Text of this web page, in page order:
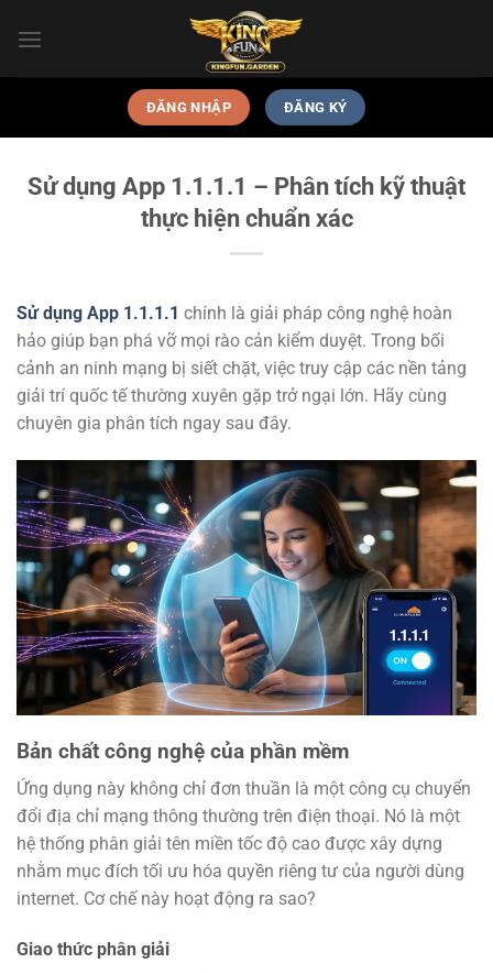
ĐĂNG NHẬP ĐĂNG KÝ
Sử dụng App 1.1.1.1 – Phân tích kỹ thuật
thực hiện chuẩn xác
Sử dụng App 1.1.1.1 chính là giải pháp công nghệ hoàn
hảo giúp bạn phá vỡ mọi rào cản kiểm duyệt. Trong bối
cảnh an ninh mạng bị siết chặt, việc truy cập các nền tảng
giải trí quốc tế thường xuyên gặp trở ngại lớn. Hãy cùng
chuyên gia phân tích ngay sau đây.
Bản chất công nghệ của phần mềm
Ứng dụng này không chỉ đơn thuần là một công cụ chuyển
đổi địa chỉ mạng thông thường trên điện thoại. Nó là một
hệ thống phân giải tên miền tốc độ cao được xây dựng
nhằm mục đích tối ưu hóa quyền riêng tư của người dùng
internet. Cơ chế này hoạt động ra sao?
Giao thức phân giải